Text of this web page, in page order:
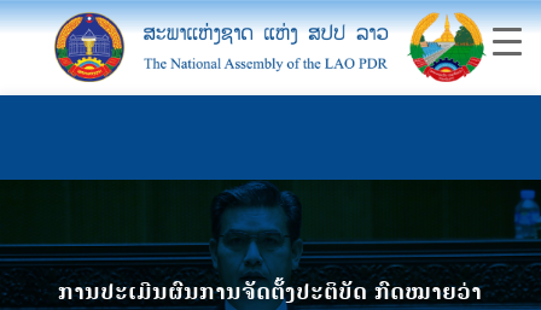
ການປະເມີນຜົນການຈັດຕັ້ງປະຕິບັດ ກົດໝາຍວ່າ